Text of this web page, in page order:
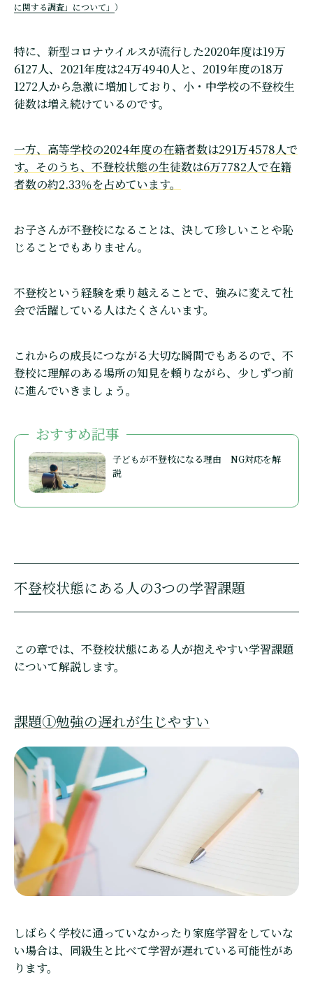
に関する調査」について」 ）
特に、新型コロナウイルスが流行した2020年度は19万
6127人、2021年度は24万4940人と、2019年度の18万
1272人から急激に増加しており、小・中学校の不登校生
徒数は増え続けているのです。
一方、高等学校の2024年度の在籍者数は291万4578人で
す。そのうち、不登校状態の生徒数は6万7782人で在籍
者数の約2.33％を占めています。
お子さんが不登校になることは、決して珍しいことや恥
じることでもありません。
不登校という経験を乗り越えることで、強みに変えて社
会で活躍している人はたくさんいます。
これからの成長につながる大切な瞬間でもあるので、不
登校に理解のある場所の知見を頼りながら、少しずつ前
に進んでいきましょう。
おすすめ記事
子どもが不登校になる理由 NG対応を解
説
不登校状態にある人の3つの学習課題
この章では、不登校状態にある人が抱えやすい学習課題
について解説します。
課題①勉強の遅れが生じやすい
しばらく学校に通っていなかったり家庭学習をしていな
い場合は、同級生と比べて学習が遅れている可能性があ
ります。